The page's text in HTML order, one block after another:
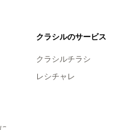
クラシルのサービス
クラシルチラシ
レシチャレ